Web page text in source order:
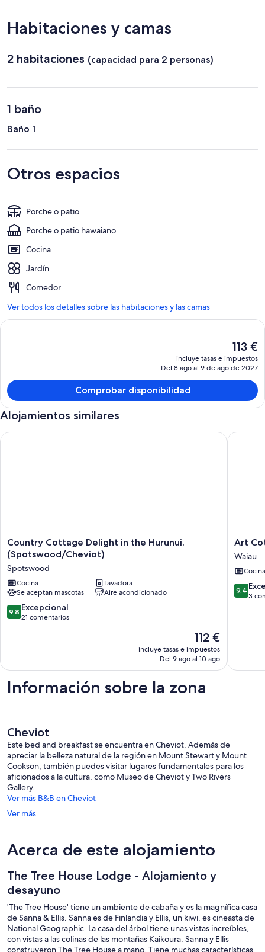
Habitaciones y camas
2 habitaciones (capacidad para 2 personas)
1 baño
Baño 1
Otros espacios
Porche o patio
Porche o patio hawaiano
Cocina
Jardín
Comedor
Ver todos los detalles sobre las habitaciones y las camas
El
precio
actual
113 €
incluye tasas e impuestos
Del 8 ago al 9 de ago de 2027
Comprobar disponibilidad
Alojamientos similares
Country
Cottage
Delight
in
the
Hurunui.
(Spotswood/Cheviot)
Spotswood
Country Cottage Delight in the Hurunui.
(Spotswood/Cheviot)
Spotswood
Cocina
Lavadora
Se aceptan mascotas
Aire acondicionado
9.8
sobre
9,8 Excepcional
21 comentarios
El
precio
actual
112 €
112 €
incluye tasas e impuestos
Del 9 ago al 10 ago
Country Cottage Delight in the Hurunui. (Spotswood/
Art
Cottage
Waiau
Art
Waiau
Cocina
9.4
sobre
9,4
3
Art
Información sobre la zona
Cheviot
Este bed and breakfast se encuentra en Cheviot. Además de
apreciar la belleza natural de la región en Mount Stewart y Mount
Cookson, también puedes visitar lugares fundamentales para los
aficionados a la cultura, como Museo de Cheviot y Two Rivers
Gallery.
Ver más B&B en Cheviot
Ver más
Acerca de este alojamiento
The Tree House Lodge - Alojamiento y
desayuno
'The Tree House' tiene un ambiente de cabaña y es la magnífica casa
de Sanna & Ellis. Sanna es de Finlandia y Ellis, un kiwi, es cineasta de
National Geographic. La casa del árbol tiene unas vistas increíbles,
con vistas a las colinas de las montañas Kaikoura. Sanna y Ellis
construyeron The Tree House a mano. Tiene muchas características